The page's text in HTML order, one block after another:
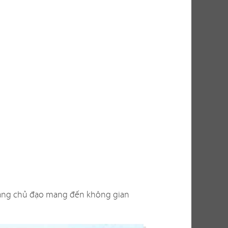
tế, việc
phù hợp
không
chủ đạo mang đến không gian